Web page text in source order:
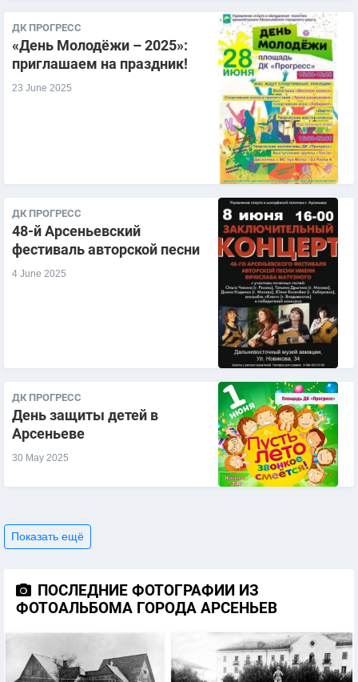
ДК ПРОГРЕСС
«День Молодёжи – 2025»:
приглашаем на праздник!
23 June 2025
ДК ПРОГРЕСС
48-й Арсеньевский
фестиваль авторской песни
4 June 2025
ДК ПРОГРЕСС
День защиты детей в
Арсеньеве
30 May 2025
Показать ещё
ПОСЛЕДНИЕ ФОТОГРАФИИ ИЗ
ФОТОАЛЬБОМА ГОРОДА АРСЕНЬЕВ